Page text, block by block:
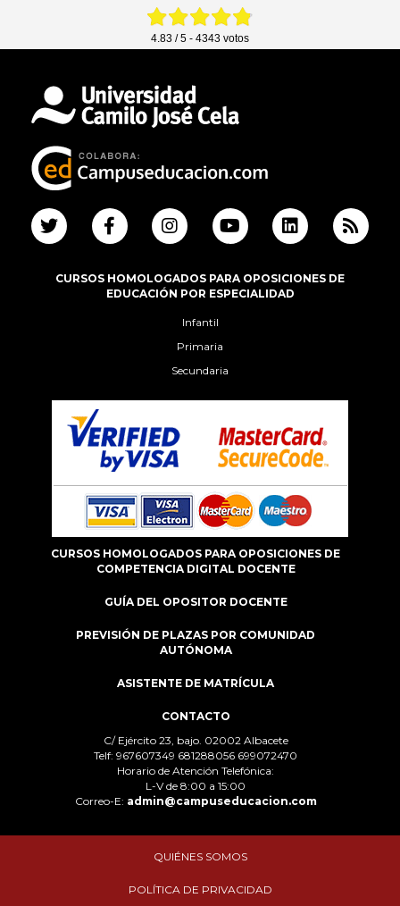
4.83 / 5 - 4343 votos
CURSOS HOMOLOGADOS PARA OPOSICIONES DE
EDUCACIÓN POR ESPECIALIDAD
Infantil
Primaria
Secundaria
CURSOS HOMOLOGADOS PARA OPOSICIONES DE
COMPETENCIA DIGITAL DOCENTE
GUÍA DEL OPOSITOR DOCENTE
PREVISIÓN DE PLAZAS POR COMUNIDAD
AUTÓNOMA
ASISTENTE DE MATRÍCULA
CONTACTO
C/ Ejército 23, bajo. 02002 Albacete
Telf: 967607349 681288056 699072470
Horario de Atención Telefónica:
L-V de 8:00 a 15:00
Correo-E: admin@campuseducacion.com
QUIÉNES SOMOS
POLÍTICA DE PRIVACIDAD